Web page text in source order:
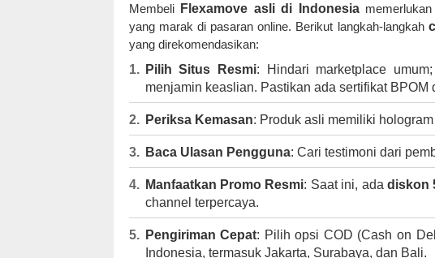
Membeli Flexamove asli di Indonesiamemerlukan
yang marak di pasaran online. Berikut langkah-langkah
yang direkomendasikan:
Pilih Situs Resmi: Hindari marketplace
menjamin keaslian. Pastikan ada sertifikat BPOM
Periksa Kemasan: Produk asli memiliki
Baca Ulasan Pengguna: Cari testimoni dari
Manfaatkan Promo Resmi: Saat ini, adadiskon
channel terpercaya.
Pengiriman Cepat: Pilih opsi COD (Cash on
Indonesia, termasuk Jakarta, Surabaya, dan Bali.